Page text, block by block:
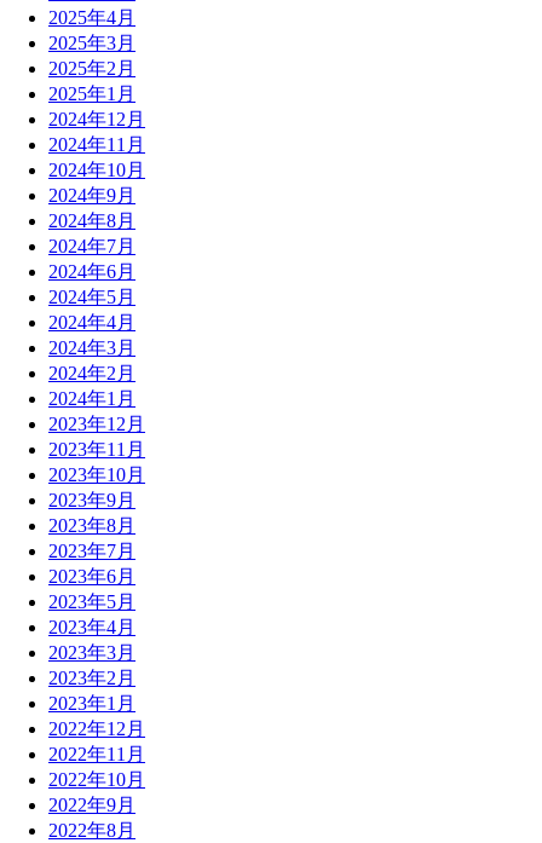
2025年4月
2025年3月
2025年2月
2025年1月
2024年12月
2024年11月
2024年10月
2024年9月
2024年8月
2024年7月
2024年6月
2024年5月
2024年4月
2024年3月
2024年2月
2024年1月
2023年12月
2023年11月
2023年10月
2023年9月
2023年8月
2023年7月
2023年6月
2023年5月
2023年4月
2023年3月
2023年2月
2023年1月
2022年12月
2022年11月
2022年10月
2022年9月
2022年8月